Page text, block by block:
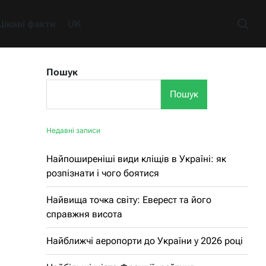
Пошук
Пошук
Недавні записи
Найпоширеніші види кліщів в Україні: як
розпізнати і чого боятися
Найвища точка світу: Еверест та його
справжня висота
Найближчі аеропорти до України у 2026 році